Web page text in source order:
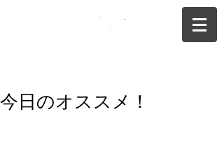
今日のオススメ！